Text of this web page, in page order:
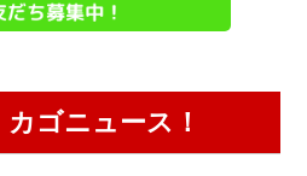
ゴニュース！